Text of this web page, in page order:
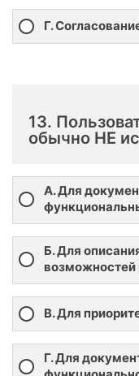
Г.
13.
обычно НЕ
А. Для
Б. Для
возможностей
В. Для
Г. Для